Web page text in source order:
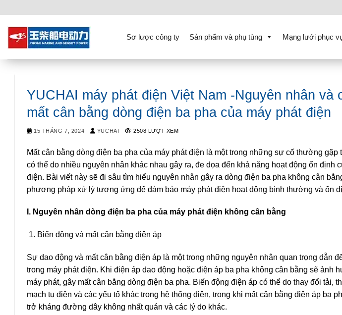
content
Sơ lược công ty Sản phẩm và phụ tùng Mạng lưới phục
YUCHAI máy phát điện Việt Nam -Nguyên nhân và
mất cân bằng dòng điện ba pha của máy phát điện
15 THÁNG 7, 2024 - YUCHAI - 2508 LƯỢT XEM
Mất cân bằng dòng điện ba pha của máy phát điện là một trong những sự cố thường gặp
có thể do nhiều nguyên nhân khác nhau gây ra, đe dọa đến khả năng hoạt động ổn định
điện. Bài viết này sẽ đi sâu tìm hiểu nguyên nhân gây ra dòng điện ba pha không cân
phương pháp xử lý tương ứng để đảm bảo máy phát điện hoạt động bình thường và ổn
I. Nguyên nhân dòng điện ba pha của máy phát điện không cân bằng
Biến động và mất cân bằng điện áp
Sự dao động và mất cân bằng điện áp là một trong những nguyên nhân quan trọng dẫn
trong máy phát điện. Khi điện áp dao động hoặc điện áp ba pha không cân bằng sẽ ảnh
máy phát, gây mất cân bằng dòng điện ba pha. Biến động điện áp có thể do thay đổi tải,
mạch tụ điện và các yếu tố khác trong hệ thống điện, trong khi mất cân bằng điện áp ba
trở kháng đường dây không nhất quán và các lý do khác.